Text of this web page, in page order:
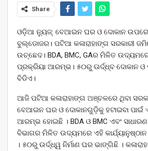
Share
ଓଡ଼ିଆ ନ୍ୟୁଜ୍: ବେଆଇନ ଘର ଓ ଦୋକାନ ଉପରେ
ବୁଲ୍‌ଡୋଜର। ପଟିଆ କଳାରାହାଙ୍ଗ ସରକାରୀ
ଉଚ୍ଛେଦ। BDA, BMC, GAର ମିଳିତ
ପ୍ରକ୍ରିୟା ଆରମ୍ଭ। ୫୦ରୁ ଊର୍ଦ୍ଧ୍ବ ଦୋକାନ
ବିଡିଏ।
ଆଜି ପଟିଆ କଳାରାହାଙ୍ଗ ଅଞ୍ଚଳରେ ଥିବା
ବେଆଇନ ଘର ଓ ଦୋକାନଗୁଡ଼ିକୁ ହଟାଇବା ପାଇଁ
ଆରମ୍ଭ ହୋଇଛି । BDA ଓ BMC ଏବଂ
ବିଭାଗର ମିଳିତ ଉଦ୍ୟମରେ ଏହି
। ୫୦ରୁ ଉର୍ଦ୍ଧ୍ୱ ନିର୍ମାଣ ଘର ଭାଙ୍ଗିଛି ।